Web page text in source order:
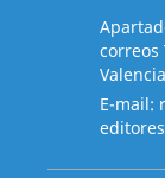
correos
E-mail: